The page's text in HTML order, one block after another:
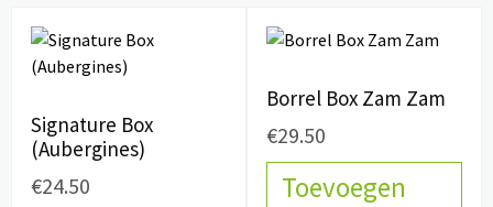
Signature Box
(Aubergines)
€24.50
Borrel Box Zam Zam
€29.50
Toevoegen